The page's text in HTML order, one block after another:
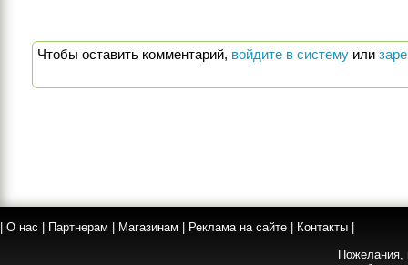
Чтобы оставить комментарий, войдите в систему или
О нас Партнерам Магазинам Реклама на сайте Контакты
Пожелания,